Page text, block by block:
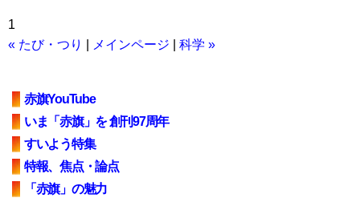
1
« たび・つり
メインページ 科学 »
赤旗YouTube
いま「赤旗」を 創刊97周年
すいよう特集
特報、焦点・論点
「赤旗」の魅力